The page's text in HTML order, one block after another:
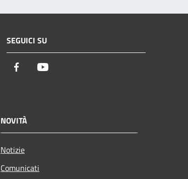
SEGUICI SU
Facebook
NOVITÀ
Notizie
Comunicati